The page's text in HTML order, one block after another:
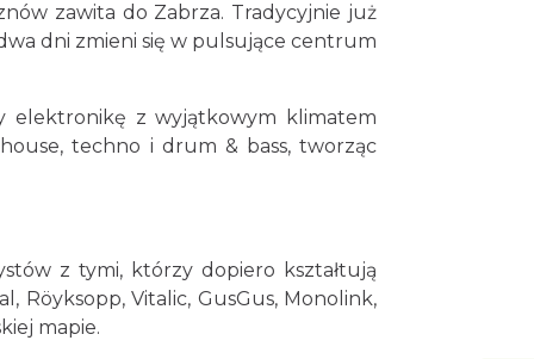
Fajer Festiwal 2026
Chorzów
2026-08-28
Dzień Kartofla w
chorzowskim skansenie
Chorzów
2026-08-23
11.18 km
zawita do Zabrza. Tradycyjnie już
dni zmieni się w pulsujące centrum
elektronikę z wyjątkowym klimatem
techno i drum & bass, tworząc
z tymi, którzy dopiero kształtują
Röyksopp, Vitalic, GusGus, Monolink,
mapie.